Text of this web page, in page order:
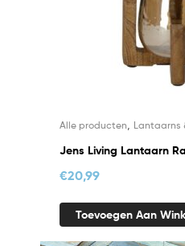
Alle producten, Lantaarns
Jens Living Lantaarn
€20,99
Toevoegen Aan